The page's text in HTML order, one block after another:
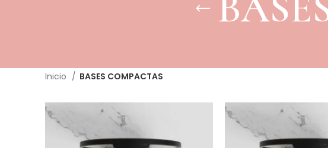
Inicio BASES COMPACTAS